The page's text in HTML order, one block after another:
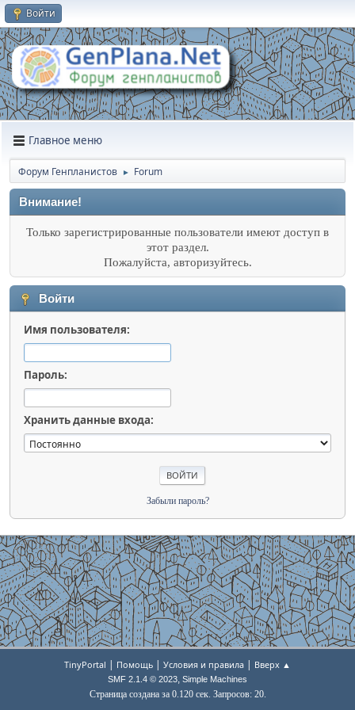
Войти
Главное меню
Форум Генпланистов ► Forum
Внимание!
Только зарегистрированные пользователи имеют доступ в
этот раздел.
Пожалуйста, авторизуйтесь.
Войти
Имя пользователя:
Пароль:
Хранить данные входа:
Забыли пароль?
TinyPortal | Помощь | Условия и правила | Вверх ▲
SMF 2.1.4 © 2023, Simple Machines
Страница создана за 0.120 сек. Запросов: 20.